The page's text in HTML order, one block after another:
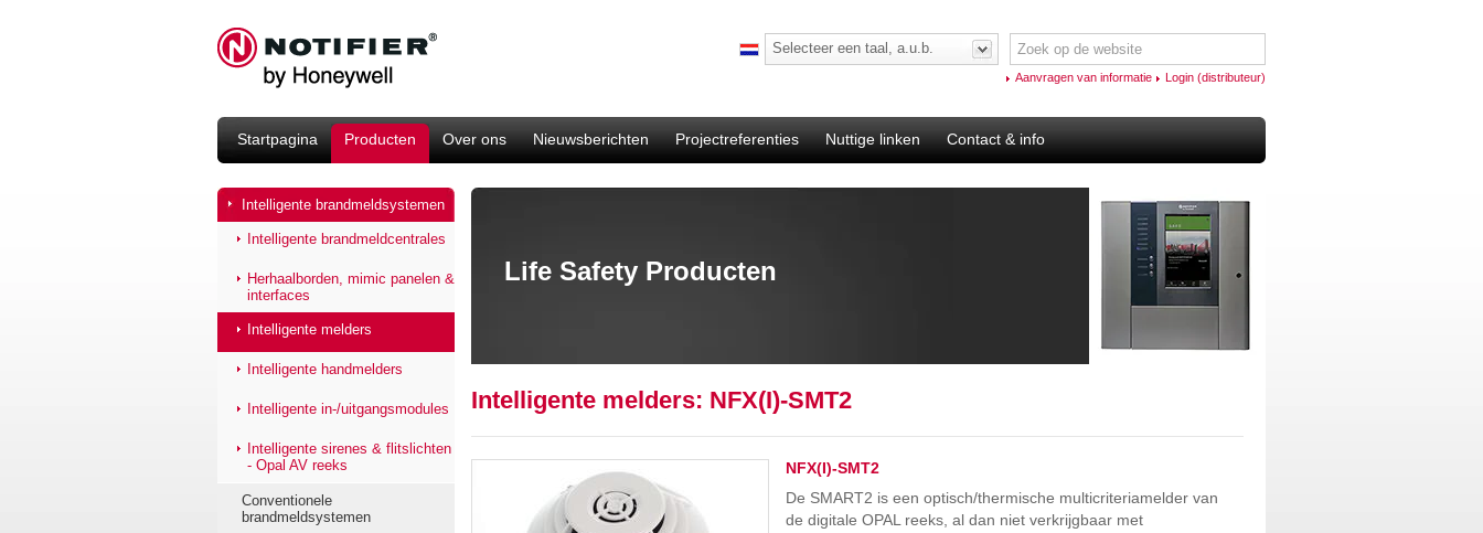
Selecteer een taal, a.u.b.
Aanvragen van informatie Login (distributeur)
Startpagina Producten Over ons Nieuwsberichten Projectreferenties Nuttige linken Contact & info
Intelligente brandmeldsystemen
Intelligente brandmeldcentrales
Herhaalborden, mimic panelen &
interfaces
Intelligente melders
Intelligente handmelders
Intelligente in-/uitgangsmodules
Intelligente sirenes & flitslichten
- Opal AV reeks
Conventionele
brandmeldsystemen
Life Safety Producten
Intelligente melders: NFX(I)-SMT2
NFX(I)-SMT2
De SMART2 is een optisch/thermische multicriteriamelder van
de digitale OPAL reeks, al dan niet verkrijgbaar met